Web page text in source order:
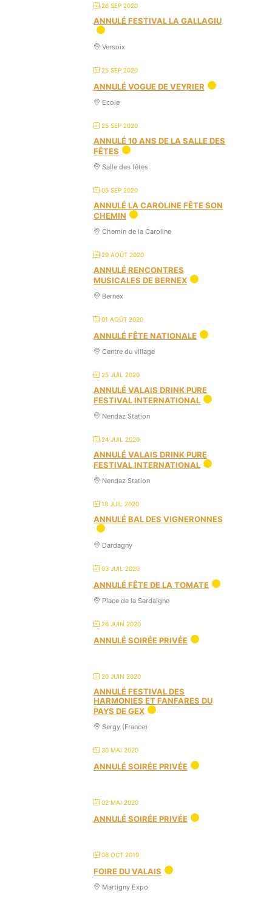
26 SEP 2020
ANNULÉ FESTIVAL LA GALLAGIU
Versoix
25 SEP 2020
ANNULÉ VOGUE DE VEYRIER
Ecole
25 SEP 2020
ANNULÉ 10 ANS DE LA SALLE DES
FÊTES
Salle des fêtes
05 SEP 2020
ANNULÉ LA CAROLINE FÊTE SON
CHEMIN
Chemin de la Caroline
29 AOÛT 2020
ANNULÉ RENCONTRES
MUSICALES DE BERNEX
Bernex
01 AOÛT 2020
ANNULÉ FÊTE NATIONALE
Centre du village
25 JUIL 2020
ANNULÉ VALAIS DRINK PURE
FESTIVAL INTERNATIONAL
Nendaz Station
24 JUIL 2020
ANNULÉ VALAIS DRINK PURE
FESTIVAL INTERNATIONAL
Nendaz Station
18 JUIL 2020
ANNULÉ BAL DES VIGNERONNES
Dardagny
03 JUIL 2020
ANNULÉ FÊTE DE LA TOMATE
Place de la Sardaigne
26 JUIN 2020
ANNULÉ SOIRÉE PRIVÉE
20 JUIN 2020
ANNULÉ FESTIVAL DES
HARMONIES ET FANFARES DU
PAYS DE GEX
Sergy (France)
30 MAI 2020
ANNULÉ SOIRÉE PRIVÉE
02 MAI 2020
ANNULÉ SOIRÉE PRIVÉE
06 OCT 2019
FOIRE DU VALAIS
Martigny Expo